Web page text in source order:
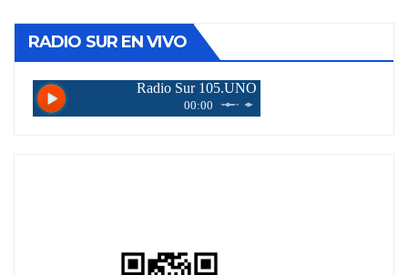
RADIO SUR EN VIVO